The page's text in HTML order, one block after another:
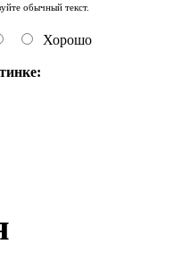
обычный текст.
Хорошо